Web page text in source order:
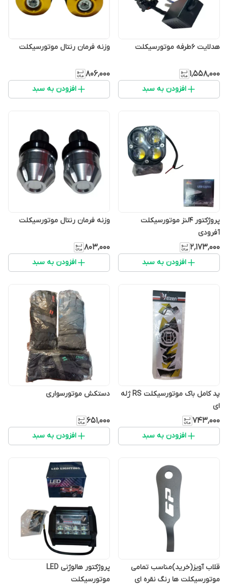
هدلایت 6طرفه موتورسیکلت
۱٬۵۵۸٬۰۰۰
افزودن به سبد
وزنه فرمان رنتال موتورسیکلت
۸۰۶٬۰۰۰
افزودن به سبد
پروژکتور 4لنز موتورسیکلت
آفرودی
۲٬۱۷۳٬۰۰۰
افزودن به سبد
وزنه فرمان رنتال موتورسیکلت
۸۰۳٬۰۰۰
افزودن به سبد
پد کامل باک موتورسیکلت RS ژله
ای
۷۴۳٬۰۰۰
افزودن به سبد
دستکش موتورسواری
۶۵۱٬۰۰۰
افزودن به سبد
قلاب آویز(خرید)مناسب تمامی
موتورسیکلت ها رنگ نقره ای
پروژکتور هالوژنی LED
موتورسیکلت